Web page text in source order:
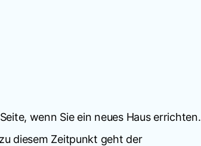
wenn Sie ein neues Haus errichten.
diesem Zeitpunkt geht der